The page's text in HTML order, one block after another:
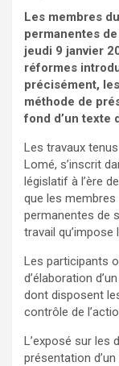
Les membres
permanentes
jeudi 9 janvier
réformes
précisément,
méthode de
fond d’un texte
Les travaux
Lomé, s’inscrit
législatif à l’ère
que les
permanentes de
travail qu’impose
Les participants
d’élaboration
dont disposent
contrôle de
L’exposé sur les
présentation